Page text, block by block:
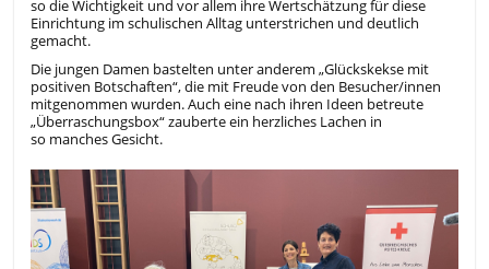
so die Wichtigkeit und vor allem ihre Wertschätzung für diese
Einrichtung im schulischen Alltag unterstrichen und deutlich
gemacht.
Die jungen Damen bastelten unter anderem „Glückskekse mit
positiven Botschaften“, die mit Freude von den Besucher/innen
mitgenommen wurden. Auch eine nach ihren Ideen betreute
„Überraschungsbox“ zauberte ein herzliches Lachen in
so manches Gesicht.